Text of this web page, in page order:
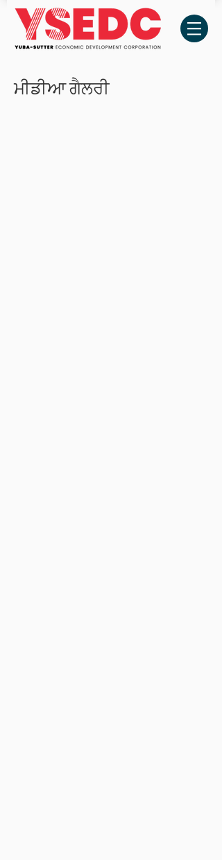
ਮੀਡੀਆ ਗੈਲਰੀ